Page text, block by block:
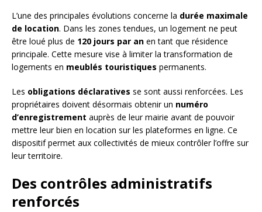
L’une des principales évolutions concerne la durée maximale
de location. Dans les zones tendues, un logement ne peut
être loué plus de 120 jours par an en tant que résidence
principale. Cette mesure vise à limiter la transformation de
logements en meublés touristiques permanents.
Les obligations déclaratives se sont aussi renforcées. Les
propriétaires doivent désormais obtenir un numéro
d’enregistrement auprès de leur mairie avant de pouvoir
mettre leur bien en location sur les plateformes en ligne. Ce
dispositif permet aux collectivités de mieux contrôler l’offre sur
leur territoire.
Des contrôles administratifs
renforcés